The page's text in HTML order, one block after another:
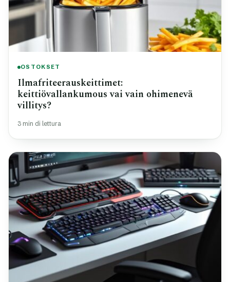
OSTOKSET
Ilmafriteerauskeittimet:
keittiövallankumous vai vain ohimenevä
villitys?
3 min di lettura